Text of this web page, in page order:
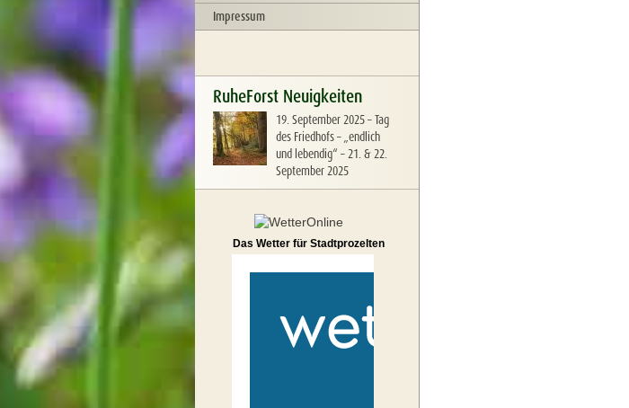
Impressum
RuheForst Neuigkeiten
19. September 2025–Tag
des Friedhofs – „endlich
und lebendig“ – 21. & 22.
September 2025
Das Wetter für Stadtprozelten